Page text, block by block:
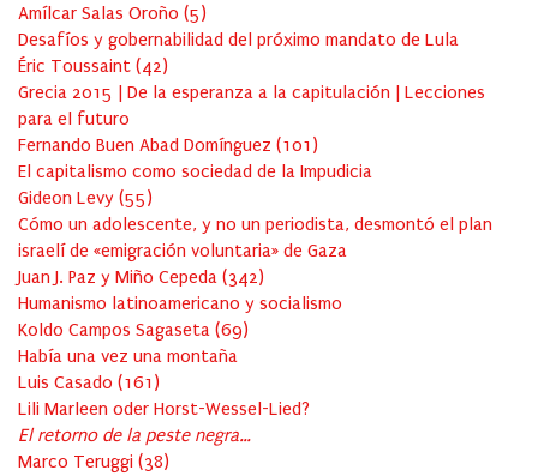
Amílcar Salas Oroño (5)
Desafíos y gobernabilidad del próximo mandato de Lula
Éric Toussaint (42)
Grecia 2015 | De la esperanza a la capitulación | Lecciones
para el futuro
Fernando Buen Abad Domínguez (101 )
El capitalismo como sociedad de la Impudicia
Gideon Levy (55)
Cómo un adolescente, y no un periodista, desmontó el plan
israelí de «emigración voluntaria» de Gaza
Juan J. Paz y Miño Cepeda (342)
Humanismo latinoamericano y socialismo
Koldo Campos Sagaseta (69)
Había una vez una montaña
Luis Casado (161 )
Lili Marleen oder Horst-Wessel-Lied?
El retorno de la peste negra…
Marco Teruggi (38)